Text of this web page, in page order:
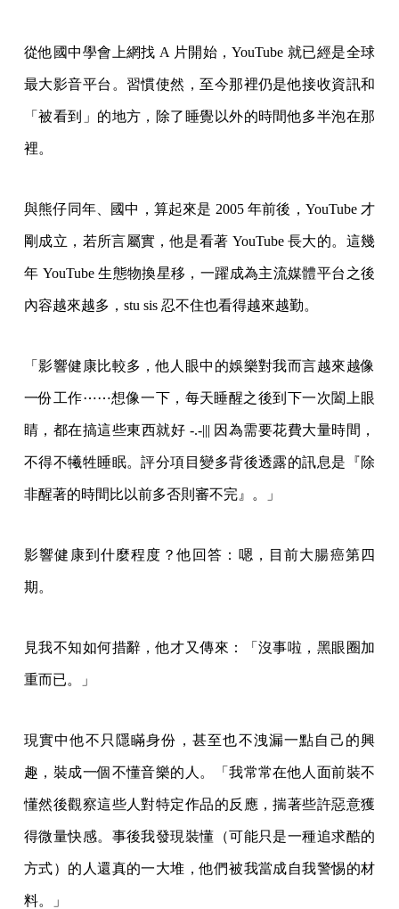
從他國中學會上網找 A 片開始，YouTube 就已經是全球
最大影音平台。習慣使然，至今那裡仍是他接收資訊和
「被看到」的地方，除了睡覺以外的時間他多半泡在那
裡。
與熊仔同年、國中，算起來是 2005 年前後，YouTube 才
剛成立，若所言屬實，他是看著 YouTube 長大的。這幾
年 YouTube 生態物換星移，一躍成為主流媒體平台之後
內容越來越多，stu sis 忍不住也看得越來越勤。
「影響健康比較多，他人眼中的娛樂對我而言越來越像
一份工作⋯⋯想像一下，每天睡醒之後到下一次闔上眼
睛，都在搞這些東西就好 -.-||| 因為需要花費大量時間，
不得不犧牲睡眠。評分項目變多背後透露的訊息是『除
非醒著的時間比以前多否則審不完』。」
影響健康到什麼程度？他回答：嗯，目前大腸癌第四
期。
見我不知如何措辭，他才又傳來：「沒事啦，黑眼圈加
重而已。」
現實中他不只隱瞞身份，甚至也不洩漏一點自己的興
趣，裝成一個不懂音樂的人。「我常常在他人面前裝不
懂然後觀察這些人對特定作品的反應，揣著些許惡意獲
得微量快感。事後我發現裝懂（可能只是一種追求酷的
方式）的人還真的一大堆，他們被我當成自我警惕的材
料。」